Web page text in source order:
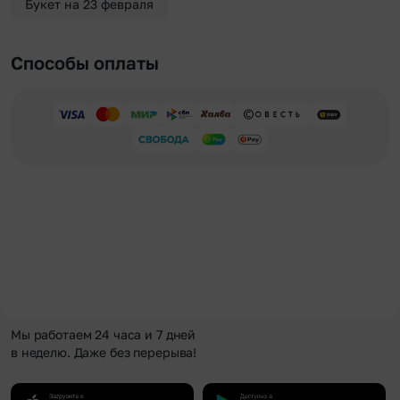
Букет на 23 февраля
Способы оплаты
Мы работаем 24 часа и 7 дней
в неделю. Даже без перерыва!